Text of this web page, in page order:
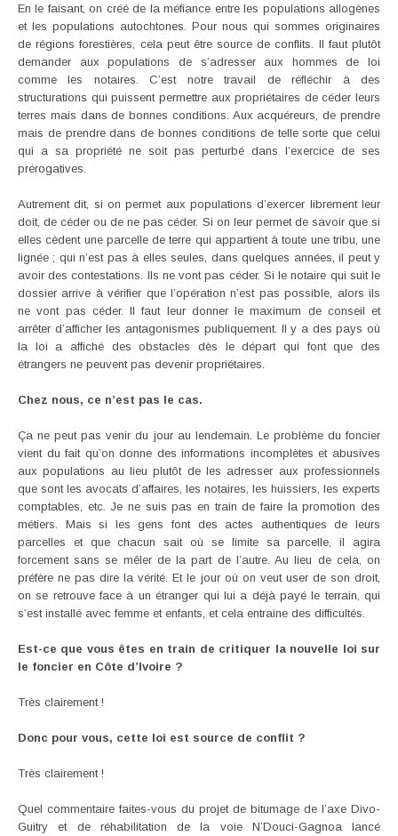
En le faisant, on créé de la méfiance entre les populations allogènes
et les populations autochtones. Pour nous qui sommes originaires
de régions forestières, cela peut être source de conflits. Il faut plutôt
demander aux populations de s’adresser aux hommes de loi
comme les notaires. C’est notre travail de réfléchir à des
structurations qui puissent permettre aux propriétaires de céder leurs
terres mais dans de bonnes conditions. Aux acquéreurs, de prendre
mais de prendre dans de bonnes conditions de telle sorte que celui
qui a sa propriété ne soit pas perturbé dans l’exercice de ses
prérogatives.
Autrement dit, si on permet aux populations d’exercer librement leur
doit, de céder ou de ne pas céder. Si on leur permet de savoir que si
elles cèdent une parcelle de terre qui appartient à toute une tribu, une
lignée ; qui n’est pas à elles seules, dans quelques années, il peut y
avoir des contestations. Ils ne vont pas céder. Si le notaire qui suit le
dossier arrive à vérifier que l’opération n’est pas possible, alors ils
ne vont pas céder. Il faut leur donner le maximum de conseil et
arrêter d’afficher les antagonismes publiquement. Il y a des pays où
la loi a affiché des obstacles dès le départ qui font que des
étrangers ne peuvent pas devenir propriétaires.
Chez nous, ce n’est pas le cas.
Ça ne peut pas venir du jour au lendemain. Le problème du foncier
vient du fait qu’on donne des informations incomplètes et abusives
aux populations au lieu plutôt de les adresser aux professionnels
que sont les avocats d’affaires, les notaires, les huissiers, les experts
comptables, etc. Je ne suis pas en train de faire la promotion des
métiers. Mais si les gens font des actes authentiques de leurs
parcelles et que chacun sait où se limite sa parcelle, il agira
forcement sans se mêler de la part de l’autre. Au lieu de cela, on
préfère ne pas dire la vérité. Et le jour où on veut user de son droit,
on se retrouve face à un étranger qui lui a déjà payé le terrain, qui
s’est installé avec femme et enfants, et cela entraine des difficultés.
Est-ce que vous êtes en train de critiquer la nouvelle loi sur
le foncier en Côte d’Ivoire ?
Très clairement !
Donc pour vous, cette loi est source de conflit ?
Très clairement !
Quel commentaire faites-vous du projet de bitumage de l’axe Divo-
Guitry et de réhabilitation de la voie N’Douci-Gagnoa lancé